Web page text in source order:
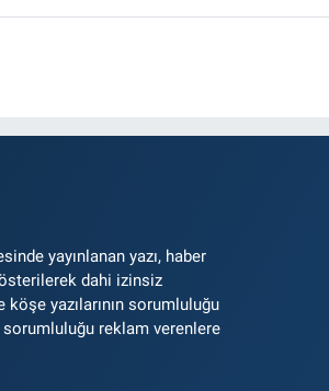
yayınlanan yazı, haber
dahi izinsiz
yazılarının sorumluluğu
sorumluluğu reklam verenlere